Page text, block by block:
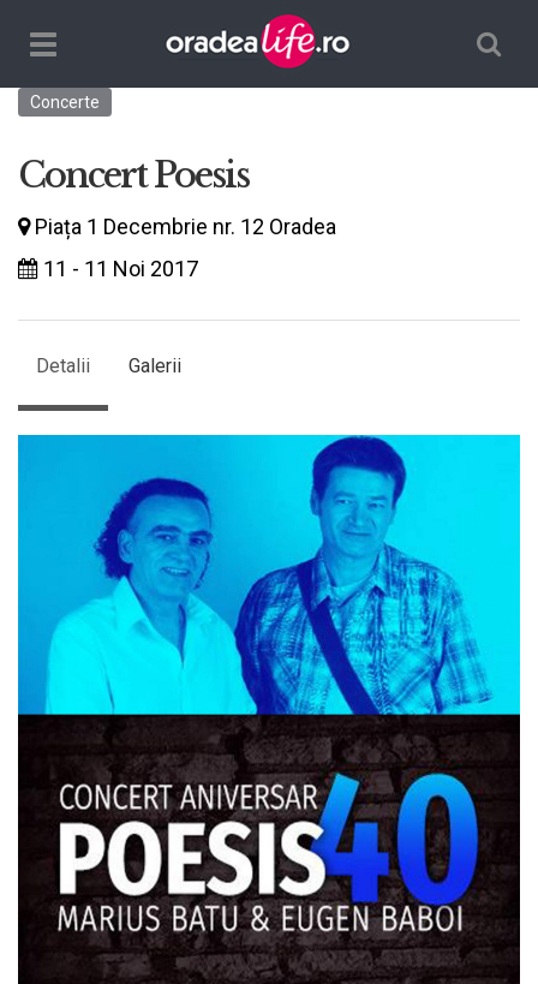
TPL_ORADEALIFE_TOGGLE_NAVIGATION
Concerte
Concert Poesis
Piața 1 Decembrie nr. 12 Oradea
11 - 11 Noi 2017
Detalii Galerii